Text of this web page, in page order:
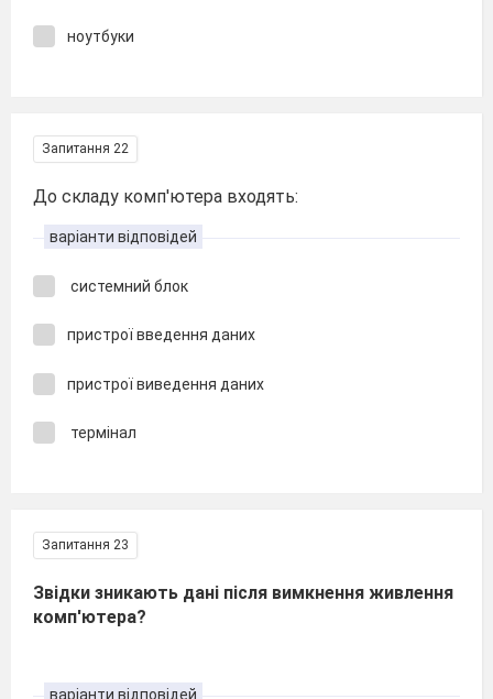
ноутбуки
Запитання 22
До складу комп'ютера входять:
варіанти відповідей
системний блок
пристрої введення даних
пристрої виведення даних
термінал
Запитання 23
Звідки зникають дані після вимкнення живлення
комп'ютера?
варіанти відповідей